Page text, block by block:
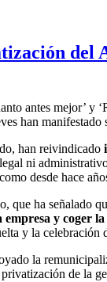
del
antes mejor’ y
han
han reivindicado
ni
desde hace
que ha señalado
y coger
y la celebración
la
de la